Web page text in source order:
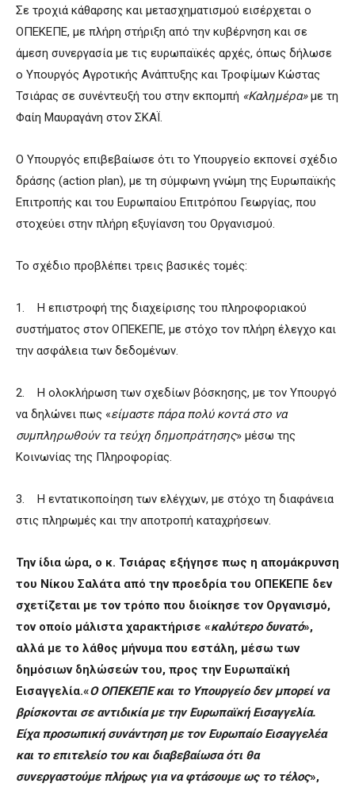
Σε τροχιά κάθαρσης και μετασχηματισμού εισέρχεται ο
ΟΠΕΚΕΠΕ, με πλήρη στήριξη από την κυβέρνηση και σε
άμεση συνεργασία με τις ευρωπαϊκές αρχές, όπως δήλωσε
ο Υπουργός Αγροτικής Ανάπτυξης και Τροφίμων Κώστας
Τσιάρας σε συνέντευξή του στην εκπομπή «Καλημέρα»με τη
Φαίη Μαυραγάνη στον ΣΚΑΪ.
Ο Υπουργός επιβεβαίωσε ότι το Υπουργείο εκπονεί σχέδιο
δράσης (action plan), με τη σύμφωνη γνώμη της Ευρωπαϊκής
Επιτροπής και του Ευρωπαίου Επιτρόπου Γεωργίας, που
στοχεύει στην πλήρη εξυγίανση του Οργανισμού.
Το σχέδιο προβλέπει τρεις βασικές τομές:
1. Η επιστροφή της διαχείρισης του πληροφοριακού
συστήματος στον ΟΠΕΚΕΠΕ, με στόχο τον πλήρη έλεγχο και
την ασφάλεια των δεδομένων.
2. Η ολοκλήρωση των σχεδίων βόσκησης, με τον Υπουργό
να δηλώνει πως «είμαστε πάρα πολύ κοντά στο να
συμπληρωθούν τα τεύχη δημοπράτησης» μέσω της
Κοινωνίας της Πληροφορίας.
3. Η εντατικοποίηση των ελέγχων, με στόχο τη διαφάνεια
στις πληρωμές και την αποτροπή καταχρήσεων.
Την ίδια ώρα, ο κ. Τσιάρας εξήγησε πως η απομάκρυνση
του Νίκου Σαλάτα από την προεδρία του ΟΠΕΚΕΠΕ δεν
σχετίζεται με τον τρόπο που διοίκησε τον Οργανισμό,
τον οποίο μάλιστα χαρακτήρισε «καλύτερο δυνατό»,
αλλά με το λάθος μήνυμα που εστάλη, μέσω των
δημόσιων δηλώσεών του, προς την Ευρωπαϊκή
Εισαγγελία.«Ο ΟΠΕΚΕΠΕ και το Υπουργείο δεν μπορεί να
βρίσκονται σε αντιδικία με την Ευρωπαϊκή Εισαγγελία.
Είχα προσωπική συνάντηση με τον Ευρωπαίο Εισαγγελέα
και το επιτελείο του και διαβεβαίωσα ότι θα
συνεργαστούμε πλήρως για να φτάσουμε ως το τέλος»,